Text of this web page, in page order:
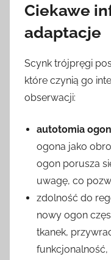
Ciekawe
adaptacje
Scynk trójpręgi
które czynią go
obserwacji:
autotomia
ogona jako
ogon porusza
uwagę, co
zdolność do
nowy ogon
tkanek,
funkcjonalność,